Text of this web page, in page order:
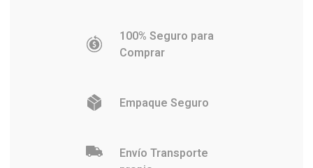
100% Seguro para
Comprar
Empaque Seguro
Envío Transporte